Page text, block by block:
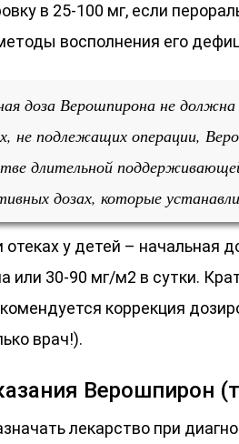
в 25-100 мг, если
восполнения его
доза Верошпирона не
не подлежащих операции,
длительной
дозах, которые
у детей – начальная
или 30-90 мг/м2 в сутки.
коррекция
врач!).
Верошпирон
лекарство при